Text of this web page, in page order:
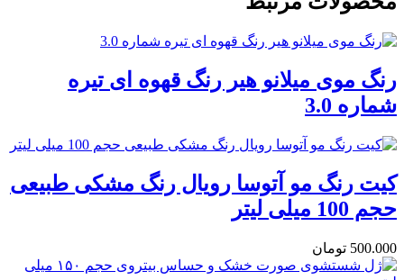
رنگ موی میلانو هیر رنگ قهوه ای تیره
شماره 3.0
کیت رنگ مو آتوسا رویال رنگ مشکی طبیعی
حجم 100 میلی لیتر
500.000 تومان